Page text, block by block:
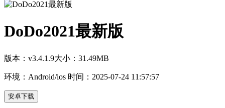
DoDo2021最新版
版本：v3.4.1.9大小：31.49MB
环境：Android/ios 时间：2025-07-24 11:57:57
安卓下载